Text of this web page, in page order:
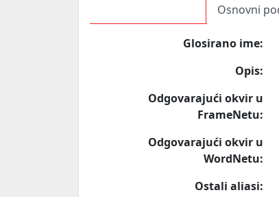
Osnovni
Glosirano ime:
Opis:
Odgovarajući okvir u
FrameNetu:
Odgovarajući okvir u
WordNetu:
Ostali aliasi: